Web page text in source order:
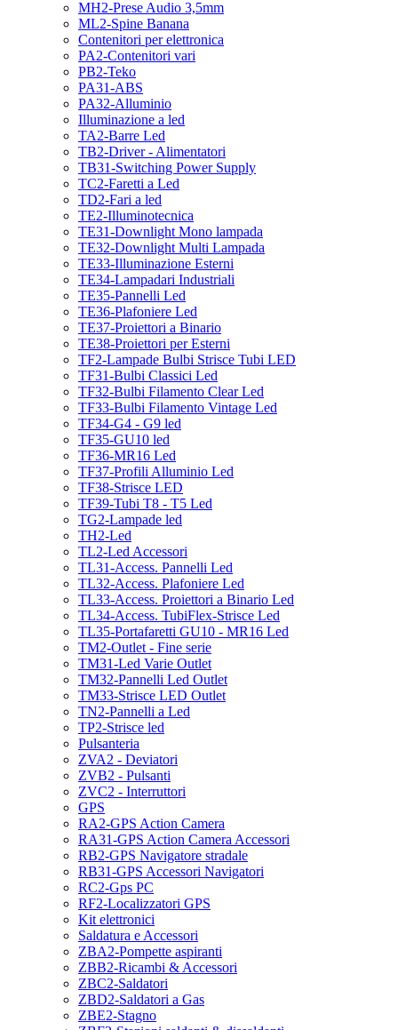
MH2-Prese Audio 3,5mm
ML2-Spine Banana
Contenitori per elettronica
PA2-Contenitori vari
PB2-Teko
PA31-ABS
PA32-Alluminio
Illuminazione a led
TA2-Barre Led
TB2-Driver - Alimentatori
TB31-Switching Power Supply
TC2-Faretti a Led
TD2-Fari a led
TE2-Illuminotecnica
TE31-Downlight Mono lampada
TE32-Downlight Multi Lampada
TE33-Illuminazione Esterni
TE34-Lampadari Industriali
TE35-Pannelli Led
TE36-Plafoniere Led
TE37-Proiettori a Binario
TE38-Proiettori per Esterni
TF2-Lampade Bulbi Strisce Tubi LED
TF31-Bulbi Classici Led
TF32-Bulbi Filamento Clear Led
TF33-Bulbi Filamento Vintage Led
TF34-G4 - G9 led
TF35-GU10 led
TF36-MR16 Led
TF37-Profili Alluminio Led
TF38-Strisce LED
TF39-Tubi T8 - T5 Led
TG2-Lampade led
TH2-Led
TL2-Led Accessori
TL31-Access. Pannelli Led
TL32-Access. Plafoniere Led
TL33-Access. Proiettori a Binario Led
TL34-Access. TubiFlex-Strisce Led
TL35-Portafaretti GU10 - MR16 Led
TM2-Outlet - Fine serie
TM31-Led Varie Outlet
TM32-Pannelli Led Outlet
TM33-Strisce LED Outlet
TN2-Pannelli a Led
TP2-Strisce led
Pulsanteria
ZVA2 - Deviatori
ZVB2 - Pulsanti
ZVC2 - Interruttori
GPS
RA2-GPS Action Camera
RA31-GPS Action Camera Accessori
RB2-GPS Navigatore stradale
RB31-GPS Accessori Navigatori
RC2-Gps PC
RF2-Localizzatori GPS
Kit elettronici
Saldatura e Accessori
ZBA2-Pompette aspiranti
ZBB2-Ricambi & Accessori
ZBC2-Saldatori
ZBD2-Saldatori a Gas
ZBE2-Stagno